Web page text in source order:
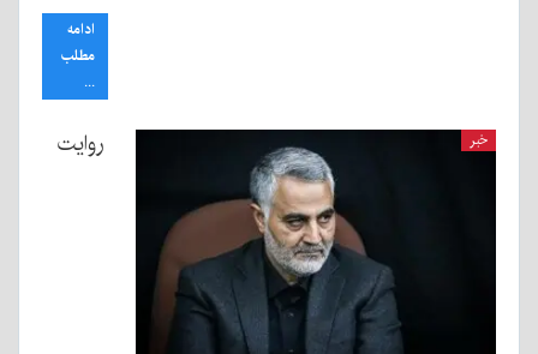
ادامه
مطلب
...
خبر روایت